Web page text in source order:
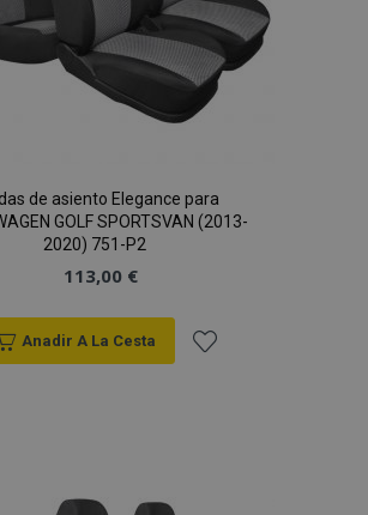
de asiento Elegance para
GOLF SPORTSVAN (2013-
2020) 751-P2
113,00 €
Anadir A La Cesta